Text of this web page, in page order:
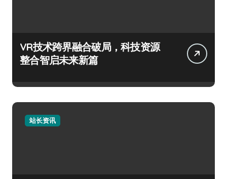
VR技术跨界融合破局，科技资源
整合智启未来新篇
站长资讯